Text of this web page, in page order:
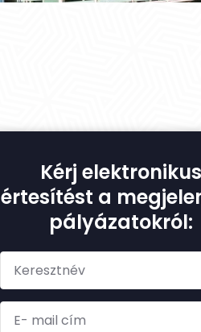
Kérj elektronikus
értesítést a
pályázatokról: